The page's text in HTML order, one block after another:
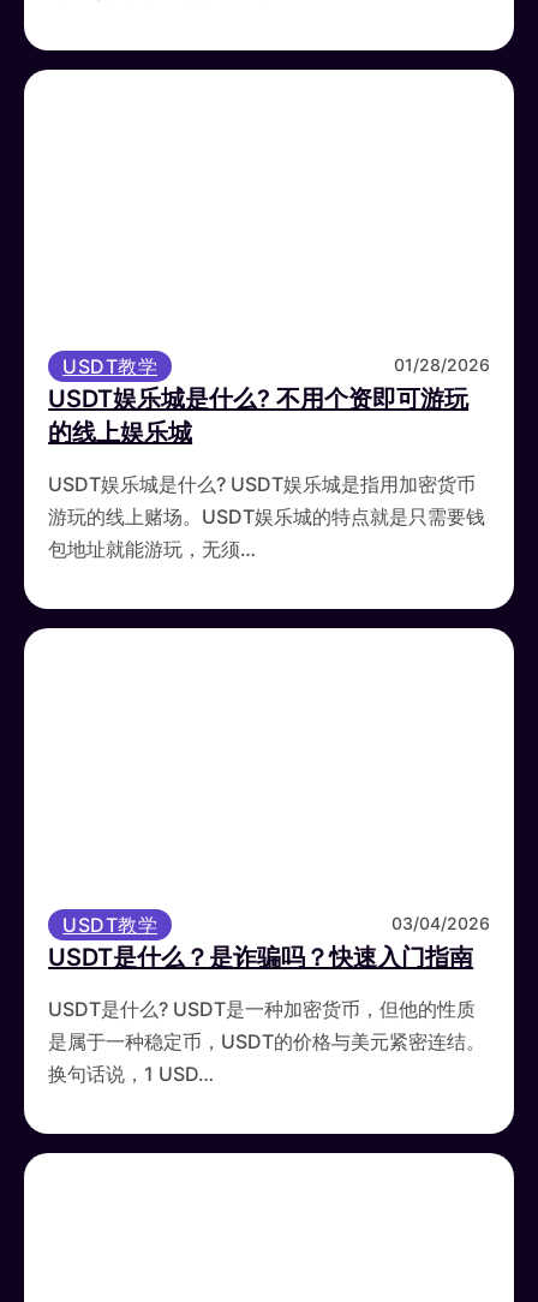
USDT教学 01/28/2026
USDT娱乐城是什么? 不用个资即可游玩
的线上娱乐城
USDT娱乐城是什么? USDT娱乐城是指用加密货币
游玩的线上赌场。USDT娱乐城的特点就是只需要钱
包地址就能游玩，无须…
USDT教学 03/04/2026
USDT是什么？是诈骗吗？快速入门指南
USDT是什么? USDT是一种加密货币，但他的性质
是属于一种稳定币，USDT的价格与美元紧密连结。
换句话说，1 USD…